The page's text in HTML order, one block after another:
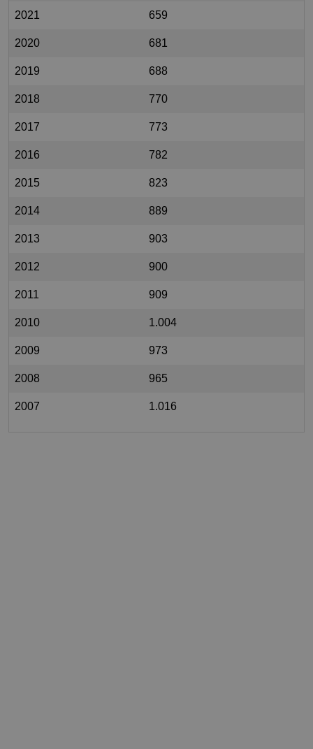
2021 659
2020 681
2019 688
2018 770
2017 773
2016 782
2015 823
2014 889
2013 903
2012 900
2011 909
2010 1.004
2009 973
2008 965
2007 1.016